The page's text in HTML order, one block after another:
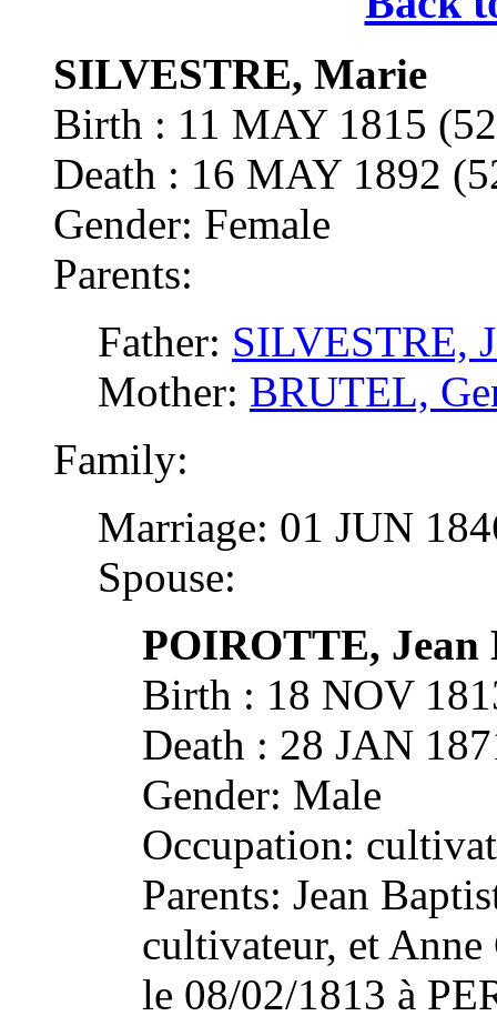
SILVESTRE, Marie
Birth : 11 MAY 1815
Death : 16 MAY 1892
Gender: Female
Parents:
Father: SILVESTRE,
Mother: BRUTEL,
Family:
Marriage: 01 JUN
Spouse:
POIROTTE, Jean
Birth : 18 NOV
Death : 28 JAN
Gender: Male
Occupation:
Parents: Jean
cultivateur, et
le 08/02/1813 à